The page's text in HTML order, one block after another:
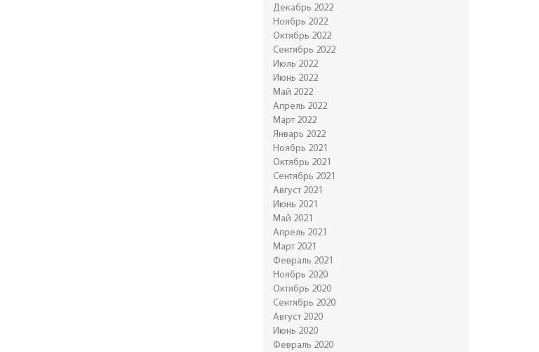
Декабрь 2022
Ноябрь 2022
Октябрь 2022
Сентябрь 2022
Июль 2022
Июнь 2022
Май 2022
Апрель 2022
Март 2022
Январь 2022
Ноябрь 2021
Октябрь 2021
Сентябрь 2021
Август 2021
Июнь 2021
Май 2021
Апрель 2021
Март 2021
Февраль 2021
Ноябрь 2020
Октябрь 2020
Сентябрь 2020
Август 2020
Июнь 2020
Февраль 2020